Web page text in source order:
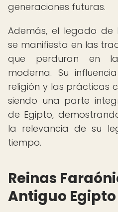
generaciones futuras.
Además, el legado de
se manifiesta en las
que perduran en
moderna. Su
religión y las prácticas
siendo una parte
de Egipto,
la relevancia de su
tiempo.
Reinas
Antiguo Egipto